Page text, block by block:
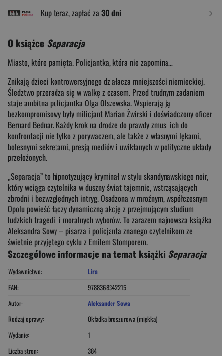
Kup teraz, zapłać za 30 dni
O książce Separacja
Miasto, które pamięta. Policjantka, która nie zapomina…
Znikają dzieci kontrowersyjnego działacza mniejszości niemieckiej.
Śledztwo przeradza się w walkę z czasem. Przed trudnym zadaniem
staje ambitna policjantka Olga Olszewska. Wspierają ją
bezkompromisowy były milicjant Marian Żwirski i doświadczony oficer
Bernard Bednar. Każdy krok na drodze do prawdy zmusi ich do
konfrontacji nie tylko z porywaczem, ale także z własnymi lękami,
bolesnymi sekretami, presją mediów i uwikłanych w polityczne układy
przełożonych.
„Separacja” to hipnotyzujący kryminał w stylu skandynawskiego noir,
który wciąga czytelnika w duszny świat tajemnic, wstrząsających
zbrodni i bezwzględnych intryg. Osadzona w mroźnym, współczesnym
Opolu powieść łączy dynamiczną akcję z przejmującym studium
ludzkich tragedii i moralnych wyborów. To zarazem najnowsza książka
Aleksandra Sowy – pisarza i policjanta znanego czytelnikom ze
świetnie przyjętego cyklu z Emilem Stomporem.
Szczegółowe informacje na temat książki Separacja
Wydawnictwo:
Lira
EAN:
9788368342215
Autor:
Aleksander Sowa
Rodzaj oprawy:
Okładka broszurowa (miękka)
Wydanie:
1
Liczba stron:
384